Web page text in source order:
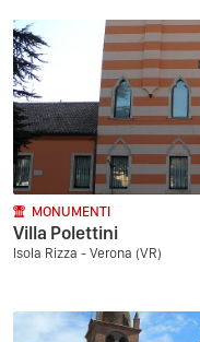
MONUMENTI
Villa Polettini
Isola Rizza - Verona (VR)